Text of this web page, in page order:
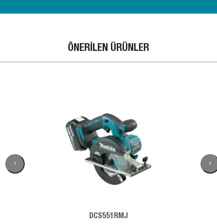
ÖNERİLEN ÜRÜNLER
DCS551RMJ
‹ ›